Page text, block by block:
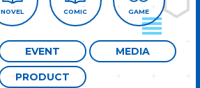
NOVEL COMIC GAME
EVENT MEDIA
PRODUCT